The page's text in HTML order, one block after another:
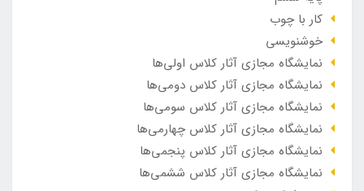
کار با چوب
خوشنویسی
نمایشگاه مجازی آثار کلاس اولی‌ها
نمایشگاه مجازی آثار کلاس دومی‌ها
نمایشگاه مجازی آثار کلاس سومی‌ها
نمایشگاه مجازی آثار کلاس چهارمی‌ها
نمایشگاه مجازی آثار کلاس پنجمی‌ها
نمایشگاه مجازی آثار کلاس ششمی‌ها